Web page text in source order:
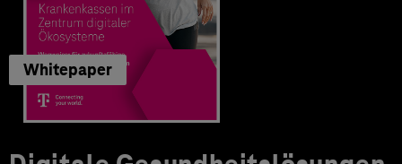
Whitepaper